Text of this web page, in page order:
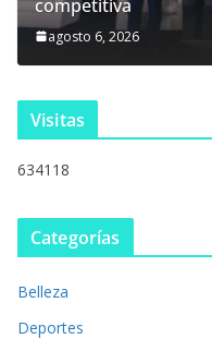
competitiva
agosto 6, 2026
Visitas
634118
Categorías
Belleza
Deportes